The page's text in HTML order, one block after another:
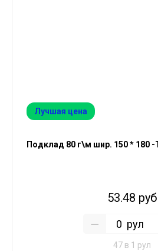
Лучшая цена
Подклад 80 г\м шир. 150 * 180 -
53.48 руб
рул
47 в 1 рул